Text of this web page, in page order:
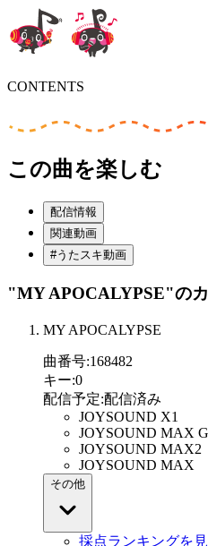
CONTENTS
この曲を楽しむ
配信情報
関連動画
#うたスキ動画
"MY APOCALYPSE"の
MY APOCALYPSE
曲番号:168482
キー:0
配信予定:配信済み
JOYSOUND X1
JOYSOUND MAX
JOYSOUND MAX2
JOYSOUND MAX
その他
採点ランキングを